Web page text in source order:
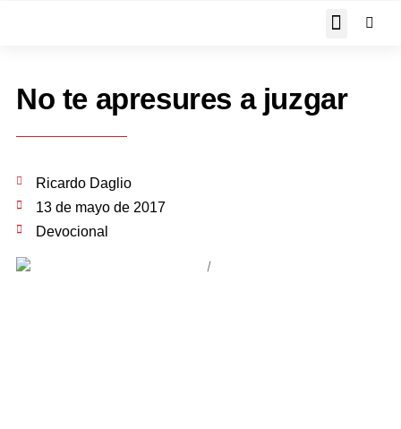
No te apresures a juzgar
Ricardo Daglio
13 de mayo de 2017
Devocional